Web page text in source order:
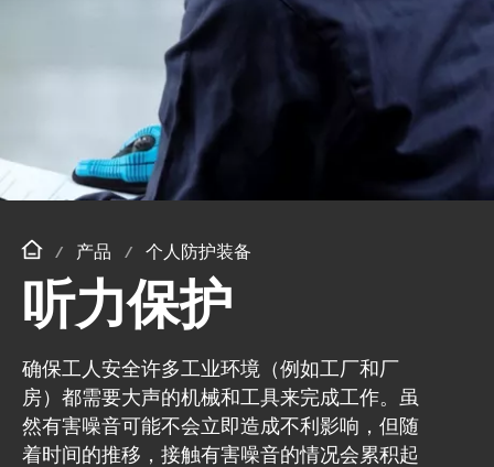
产品 个人防护装备
听力保护
确保工人安全许多工业环境（例如工厂和厂
房）都需要大声的机械和工具来完成工作。虽
然有害噪音可能不会立即造成不利影响，但随
着时间的推移，接触有害噪音的情况会累积起